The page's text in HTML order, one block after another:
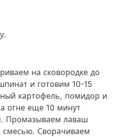
на сковородке до
и готовим 10-15
картофель, помидор и
огне еще 10 минут
Промазываем лаваш
Сворачиваем